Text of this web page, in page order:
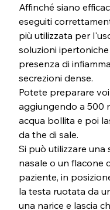
Affinché siano
eseguiti
più utilizzata per
soluzioni
presenza di
secrezioni dense.
Potete preparare
aggiungendo a 500
acqua bollita e poi
da the di sale.
Si può utilizzare una
nasale o un flacone
paziente, in
la testa ruotata da
una narice e lascia